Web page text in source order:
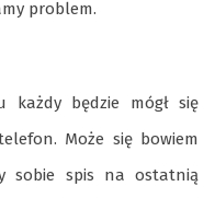
problem.
każdy będzie mógł się
Może się bowiem
sobie spis na ostatnią